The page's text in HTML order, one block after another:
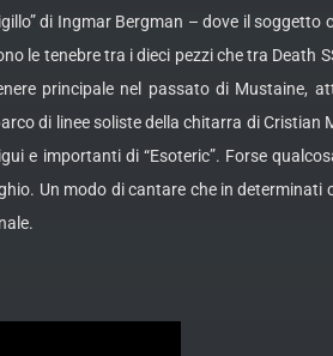
di Ingmar Bergman – dove il soggetto
le tenebre tra i dieci pezzi che tra
principale nel passato di Mustaine,
di linee soliste della chitarra di
e importanti di “Esoteric”. Forse
Un modo di cantare che in